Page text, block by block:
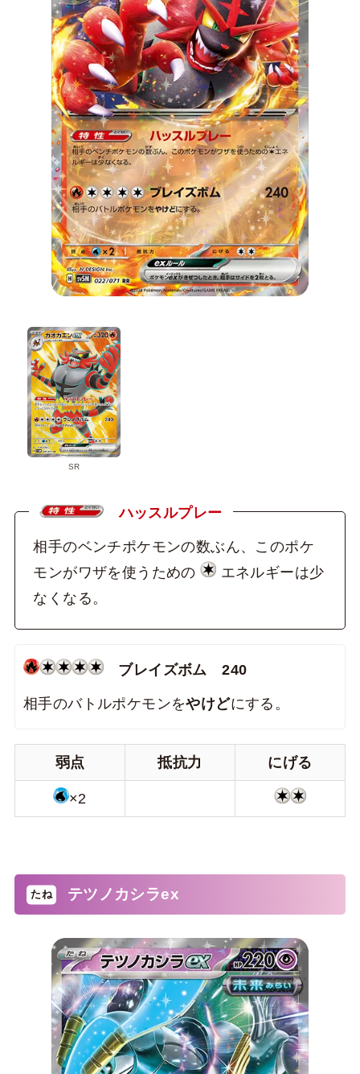
SR
ハッスルプレー
相手のベンチポケモンの数ぶん、このポケ
モンがワザを使うための
エネルギーは少
なくなる。
ブレイズボム 240
相手のバトルポケモンをやけどにする。
弱点 抵抗力 にげる
×2
テツノカシラex